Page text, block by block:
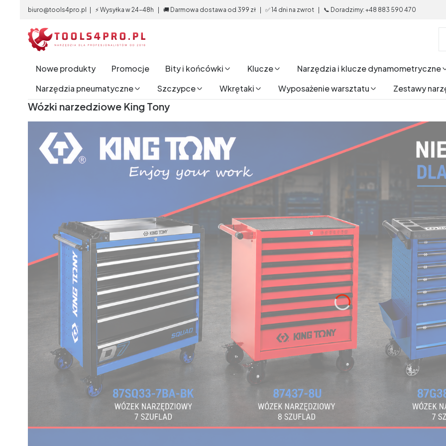
biuro@tools4pro.pl | ⚡ Wysyłka w 24-48h | 🚚 Darmowa dostawa od 399 zł | ✅ 14 dni na zwrot | 📞 Doradzimy: +48 883 590 470
Nowe produkty Promocje Bity i końcówki Klucze Narzędzia i klucze dynamometryczne
Narzędzia pneumatyczne
Szczypce Wkrętaki Wyposażenie warsztatu Zestawy
End of main navigation
Wózki narzedziowe King Tony